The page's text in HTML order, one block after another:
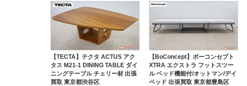
【TECTA】テクタ ACTUS アク
タス M21-1 DINING TABLE ダイ
ニングテーブル チェリー材 出張
買取 東京都渋谷区
【BoConcept】ボーコンセプト
XTRA エクストラ フットスツー
ル ベッド機能付/オットマン/デイ
ベッド 出張買取 東京都豊島区